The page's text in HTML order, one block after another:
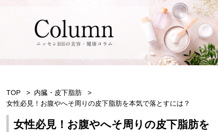
TOP
内臓・皮下脂肪
女性必見！お腹やへそ周りの皮下脂肪を本気で落とすには？
女性必見！お腹やへそ周りの皮下脂肪を